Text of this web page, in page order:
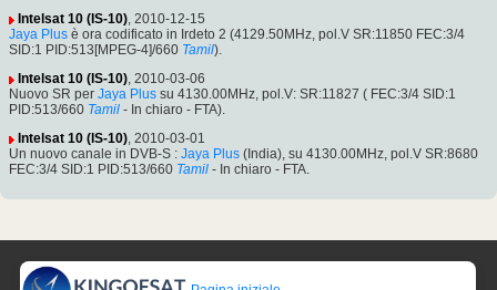
Intelsat 10 (IS-10), 2010-12-15
Jaya Plus è ora codificato in Irdeto 2 (4129.50MHz, pol.V SR:11850 FEC:3/4
SID:1 PID:513[MPEG-4]/660 Tamil).
Intelsat 10 (IS-10), 2010-03-06
Nuovo SR per Jaya Plus su 4130.00MHz, pol.V: SR:11827 ( FEC:3/4 SID:1
PID:513/660 Tamil - In chiaro - FTA).
Intelsat 10 (IS-10), 2010-03-01
Un nuovo canale in DVB-S : Jaya Plus (India), su 4130.00MHz, pol.V SR:8680
FEC:3/4 SID:1 PID:513/660 Tamil - In chiaro - FTA.